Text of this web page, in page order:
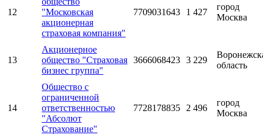
12
"Московская
акционерная
страховая компания"
7709031643 1 427
город
Москва
13
Акционерное
общество "Страховая
бизнес группа"
3666068423 3 229
область
14
Общество с
ограниченной
ответственностью
"Абсолют
Страхование"
7728178835 2 496
город
Москва